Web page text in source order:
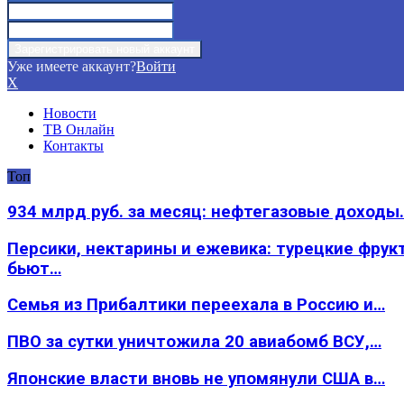
Уже имеете аккаунт?Войти
X
Новости
ТВ Онлайн
Контакты
Топ
934 млрд руб. за месяц: нефтегазовые
Персики, нектарины и ежевика: турецкие
бьют…
Семья из Прибалтики переехала в Россию и…
ПВО за сутки уничтожила 20 авиабомб ВСУ,…
Японские власти вновь не упомянули США в…